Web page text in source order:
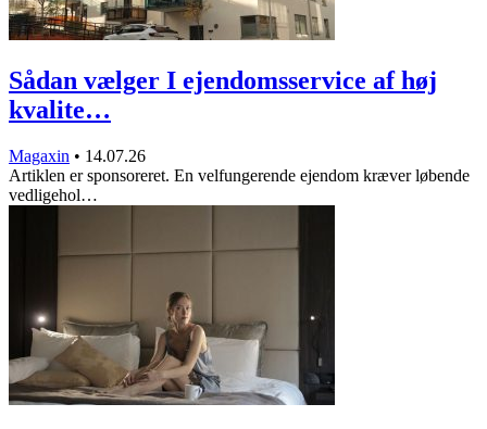
Sådan vælger I ejendomsservice af høj
kvalite…
Magaxin • 14.07.26
Artiklen er sponsoreret. En velfungerende ejendom kræver løbende
vedligehol…